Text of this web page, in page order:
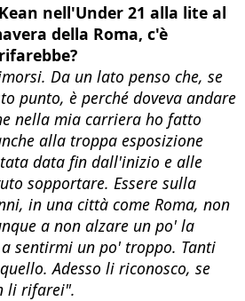
nell'Under 21 alla lite al
della Roma, c'è
Da un lato penso che, se
punto, è perché doveva andare
nella mia carriera ho fatto
alla troppa esposizione
data fin dall'inizio e alle
sopportare. Essere sulla
in una città come Roma, non
a non alzare un po' la
sentirmi un po' troppo. Tanti
Adesso li riconosco, se
li rifarei".